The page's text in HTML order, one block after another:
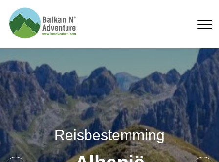
Albanië producten
Reisbestemming